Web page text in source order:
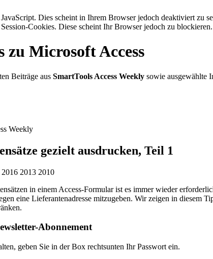
Dies scheint in Ihrem Browser jedoch deaktiviert zu
Cookies. Diese scheint Ihr Browser jedoch zu blockieren.
zu Microsoft Access
Beiträge aus SmartTools Access Weekly sowie ausgewählte
Weekly
gezielt ausdrucken, Teil 1
2016 2013 2010
in einem Access-Formular ist es immer wieder
eine Lieferantenadresse mitzugeben. Wir zeigen in diesem
Abonnement
geben Sie in der Box rechtsunten Ihr Passwort ein.